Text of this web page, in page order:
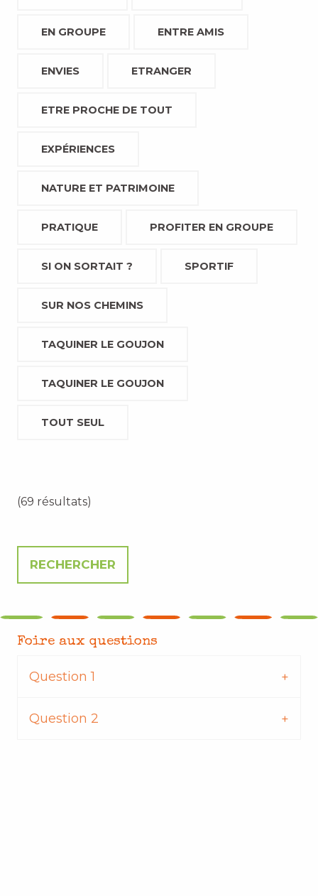
EN GROUPE ENTRE AMIS
ENVIES ETRANGER
ETRE PROCHE DE TOUT
EXPÉRIENCES
NATURE ET PATRIMOINE
PRATIQUE PROFITER EN GROUPE
SI ON SORTAIT ? SPORTIF
SUR NOS CHEMINS
TAQUINER LE GOUJON
TAQUINER LE GOUJON
TOUT SEUL
(69 résultats)
Foire aux questions
Question 1
Question 2